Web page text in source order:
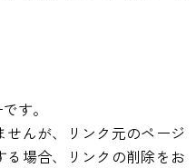
す。
んが、リンク元のページ
る場合、リンクの削除をお